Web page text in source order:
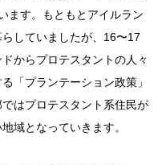
ます。もともとアイルラン
していましたが、16〜17
からプロテスタントの人々
「プランテーション政策」
はプロテスタント系住民が
域となっていきます。